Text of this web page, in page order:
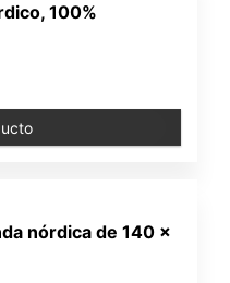
100%
nórdica de 140 x